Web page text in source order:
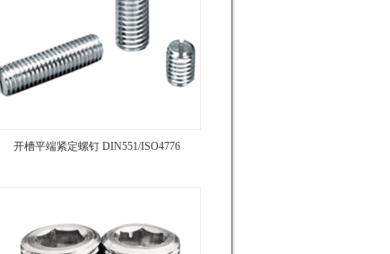
开槽平端紧定螺钉 DIN551/ISO4776